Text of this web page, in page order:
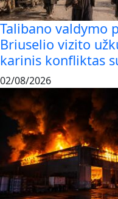
Talibano valdymo
Briuselio vizito
karinis konfliktas
02/08/2026